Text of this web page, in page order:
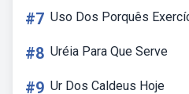
#7 Uso Dos Porquês
#8 Uréia Para Que Serve
#9 Ur Dos Caldeus Hoje